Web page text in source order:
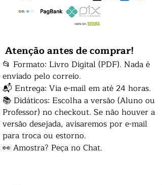
Atenção antes de comprar!
📂 Formato: Livro Digital (PDF). Nada é
enviado pelo correio.
📬 Entrega: Via e-mail em até 24 horas.
📚 Didáticos: Escolha a versão (Aluno ou
Professor) no checkout. Se não houver a
versão desejada, avisaremos por e-mail
para troca ou estorno.
👀 Amostra? Peça no Chat.